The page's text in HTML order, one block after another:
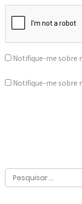
Notifique-me sobre
Notifique-me sobre